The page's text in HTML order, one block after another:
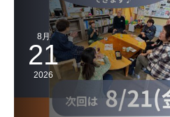
8月
21
2026